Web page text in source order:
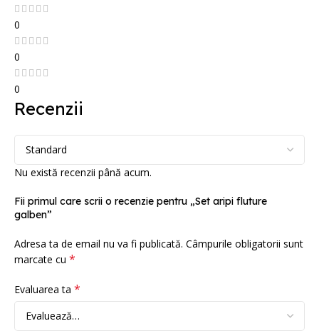
0
0
0
Recenzii
Nu există recenzii până acum.
Fii primul care scrii o recenzie pentru „Set aripi fluture
galben”
Adresa ta de email nu va fi publicată. Câmpurile obligatorii sunt
marcate cu *
Evaluarea ta *